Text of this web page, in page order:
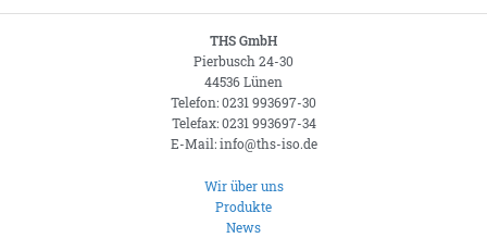
THS GmbH
Pierbusch 24-30
44536 Lünen
Telefon: 0231 993697-30
Telefax: 0231 993697-34
E-Mail: info@ths-iso.de
Wir über uns
Produkte
News